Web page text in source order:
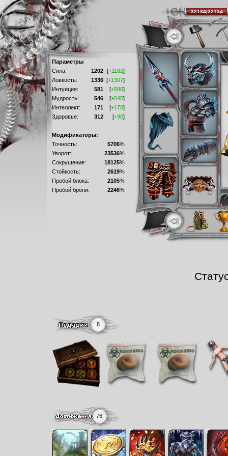
Параметры
Сила:
1202 [+1182]
Ловкость:
1336 [+1307]
Интуиция:
581 [+580]
Мудрость:
546 [+545]
Интеллект:
171 [+170]
Здоровье:
312 [+90]
Модификаторы:
Точность:
5706%
Уворот:
23536%
Сокрушение:
18125%
Стойкость:
2619%
Пробой блока:
2105%
Пробой брони:
2246%
8
76
32134|32134